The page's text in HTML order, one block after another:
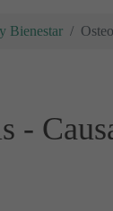
Bienestar
-